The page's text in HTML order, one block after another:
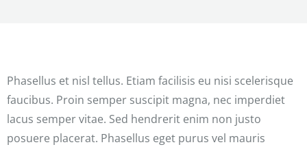
Phasellus et nisl tellus. Etiam facilisis eu nisi scelerisque
faucibus. Proin semper suscipit magna, nec imperdiet
lacus semper vitae. Sed hendrerit enim non justo
posuere placerat. Phasellus eget purus vel mauris